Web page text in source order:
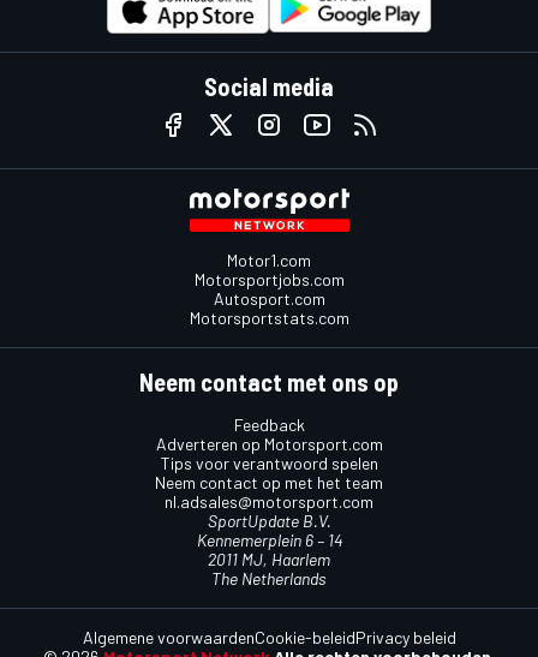
Social media
Motor1.com
Motorsportjobs.com
Autosport.com
Motorsportstats.com
Neem contact met ons op
Feedback
Adverteren op Motorsport.com
Tips voor verantwoord spelen
Neem contact op met het team
nl.adsales@motorsport.com
SportUpdate B.V.
Kennemerplein 6 – 14
2011 MJ, Haarlem
The Netherlands
Algemene voorwaardenCookie-beleidPrivacy beleid